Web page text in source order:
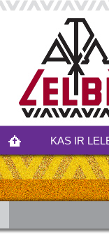
KAS IR